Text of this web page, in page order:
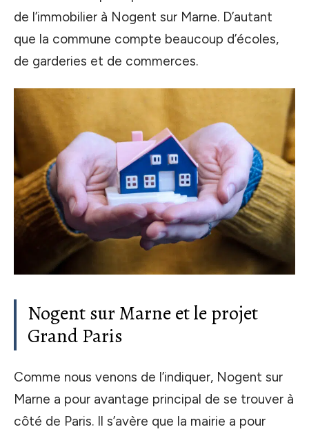
de l’immobilier à Nogent sur Marne. D’autant
que la commune compte beaucoup d’écoles,
de garderies et de commerces.
Nogent sur Marne et le projet
Grand Paris
Comme nous venons de l’indiquer, Nogent sur
Marne a pour avantage principal de se trouver à
côté de Paris. Il s’avère que la mairie a pour